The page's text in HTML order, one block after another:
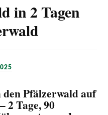
in 2 Tagen
Pfälzerwald auf
2 Tage, 90